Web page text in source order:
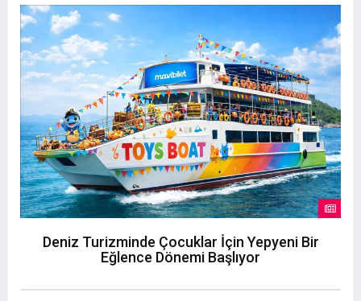
Deniz Turizminde Çocuklar İçin Yepyeni Bir
Eğlence Dönemi Başlıyor